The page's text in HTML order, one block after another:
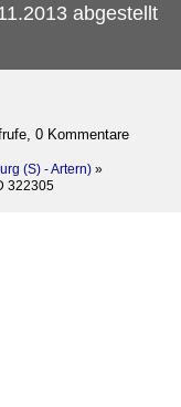
abgestellt
0 Kommentare
(S) - Artern) »
322305